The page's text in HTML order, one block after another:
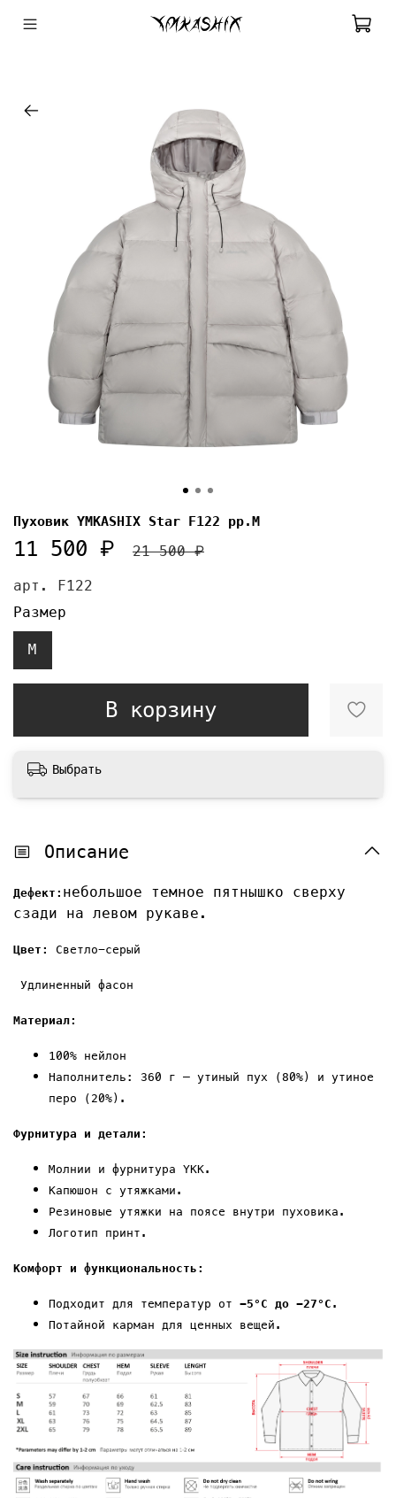
арт. F122
Пуховик YMKASHIX Star F122 рр.М
11 500 ₽ 21 500 ₽
В корзину
Размер
M
Выбрать
Описание
Дефект: небольшое темное пятнышко сверху
сзади на левом рукаве.
Цвет: Светло-серый
Удлиненный фасон
Материал:
100% нейлон
Наполнитель: 360 г — утиный пух (80%) и утиное
перо (20%).
Фурнитура и детали:
Молнии и фурнитура YKK.
Капюшон с утяжками.
Резиновые утяжки на поясе внутри пуховика .
Логотип принт .
Комфорт и функциональность:
Подходит для температур от -5°C до -27°C .
Потайной карман для ценных вещей.